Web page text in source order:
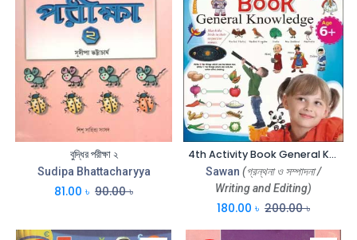
বুদ্ধির পরীক্ষা ২
Sudipa Bhattacharyya
81.00 ৳ 90.00৳
4th Activity Book General Knowledge
Sawan (গ্রন্থনা ও সম্পাদনা /
Writing and Editing)
180.00 ৳ 200.00৳